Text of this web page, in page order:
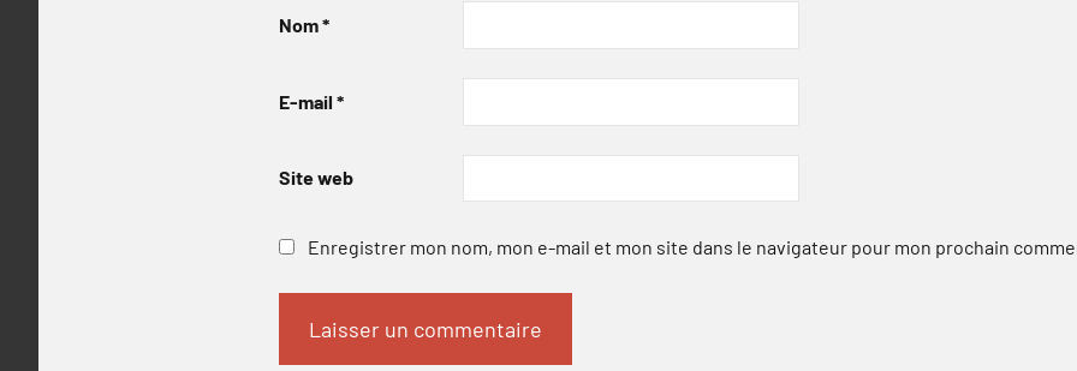
Nom*
E-mail *
Site web
Enregistrer mon nom, mon e-mail et mon site dans le navigateur pour mon prochain